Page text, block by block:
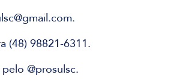
.
(48) 98821-6311.
@prosulsc.